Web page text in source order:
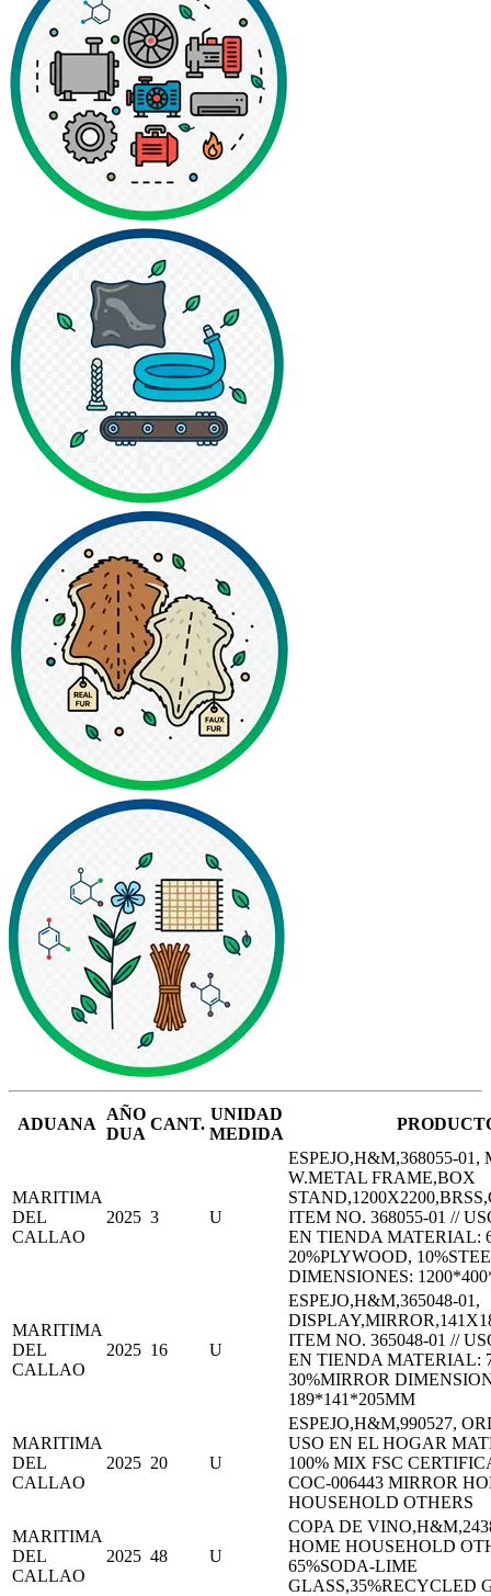
ADUANA
AÑO
DUA
CANT.
UNIDAD
MEDIDA
MARITIMA
DEL
CALLAO
2025 3 U
ESPEJO,H&M,368055-01,
W.METAL FRAME,BOX
ITEM NO. 368055-01 //
EN TIENDA MATERIAL:
20%PLYWOOD,
DIMENSIONES:
MARITIMA
DEL
CALLAO
2025 16 U
ESPEJO,H&M,365048-01,
ITEM NO. 365048-01 //
EN TIENDA MATERIAL:
30%MIRROR
189*141*205MM
MARITIMA
DEL
CALLAO
2025 20 U
ESPEJO,H&M,990527,
USO EN EL HOGAR
100% MIX FSC
COC-006443 MIRROR
HOUSEHOLD OTHERS
MARITIMA
DEL
CALLAO
2025 48 U
COPA DE
HOME HOUSEHOLD
65%SODA-LIME
GLASS,35%RECYCLED